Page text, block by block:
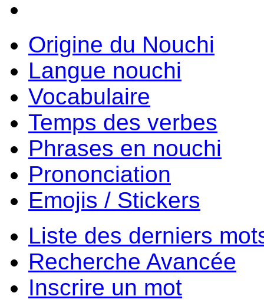
Origine du Nouchi
Langue nouchi
Vocabulaire
Temps des verbes
Phrases en nouchi
Prononciation
Emojis / Stickers
Liste des derniers
Recherche Avancée
Inscrire un mot